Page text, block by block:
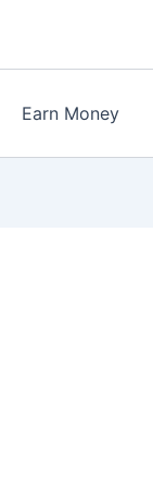
Earn Money